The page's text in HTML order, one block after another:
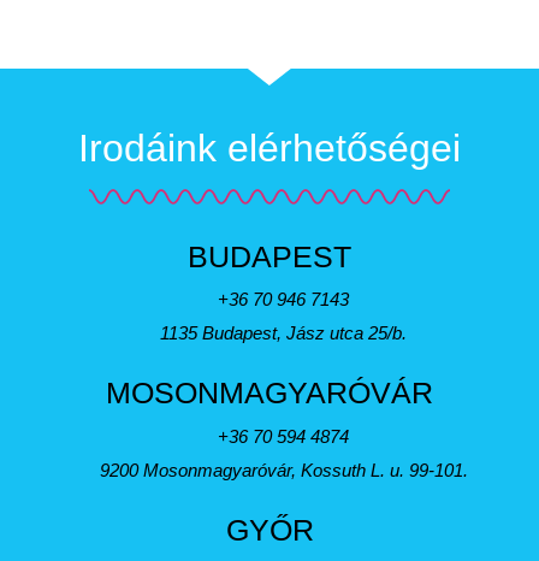
Irodáink elérhetőségei
BUDAPEST
+36 70 946 7143
1135 Budapest, Jász utca 25/b.
MOSONMAGYARÓVÁR
+36 70 594 4874
9200 Mosonmagyaróvár, Kossuth L. u. 99-101.
GYŐR